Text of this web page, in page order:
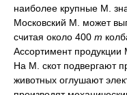
наиболее крупные М.
Московский М. может
считая около 400 т
Ассортимент
На М. скот подвергают
животных оглушают